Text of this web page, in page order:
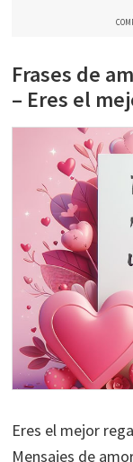
Frases de
– Eres el
Eres el mejor
Mensajes de